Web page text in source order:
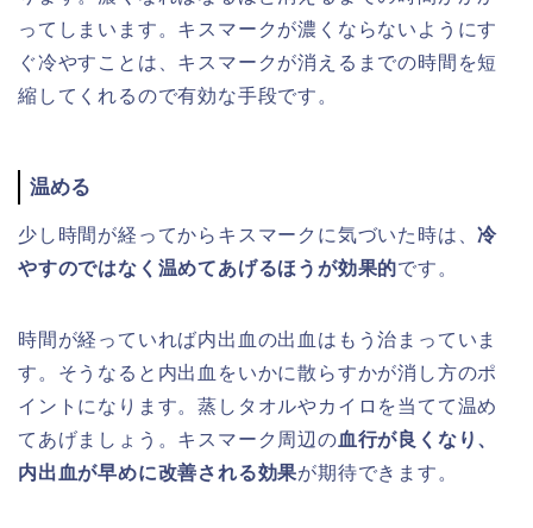
ってしまいます。キスマークが濃くならないようにす
ぐ冷やすことは、キスマークが消えるまでの時間を短
縮してくれるので有効な手段です。
温める
少し時間が経ってからキスマークに気づいた時は、冷
やすのではなく温めてあげるほうが効果的です。
時間が経っていれば内出血の出血はもう治まっていま
す。そうなると内出血をいかに散らすかが消し方のポ
イントになります。蒸しタオルやカイロを当てて温め
てあげましょう。キスマーク周辺の血行が良くなり、
内出血が早めに改善される効果が期待できます。